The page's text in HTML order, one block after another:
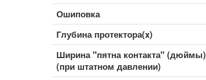
Ошиповка
Глубина протектора(x)
Ширина "пятна контакта" (дюймы)
(при штатном давлении)